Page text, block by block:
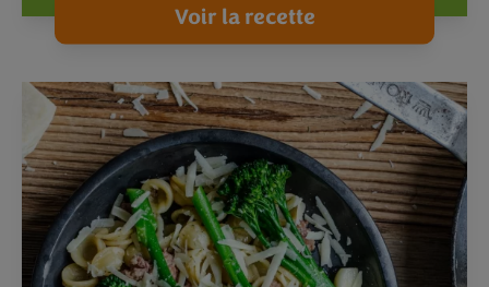
Voir la recette